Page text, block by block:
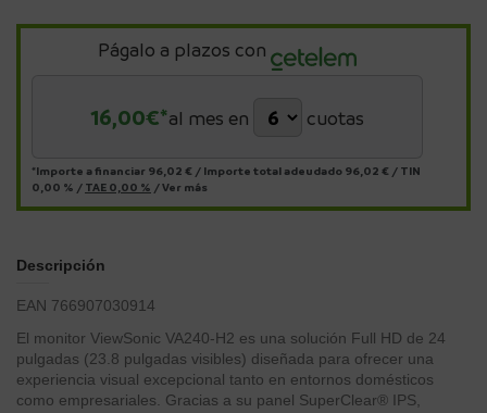
Págalo a plazos con
16,00€*al mes en cuotas
*Importe a financiar 96,02 € / Importe total adeudado 96,02 € / TIN
0,00 % / TAE 0,00 % /Ver más
Descripción
EAN 766907030914
El monitor ViewSonic VA240-H2 es una solución Full HD de 24
pulgadas (23.8 pulgadas visibles) diseñada para ofrecer una
experiencia visual excepcional tanto en entornos domésticos
como empresariales. Gracias a su panel SuperClear® IPS,